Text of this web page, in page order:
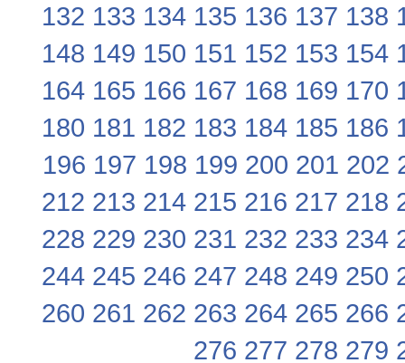
132 133 134 135 136 137 138
148 149 150 151 152 153 154
164 165 166 167 168 169 170
180 181 182 183 184 185 186
196 197 198 199 200 201 202
212 213 214 215 216 217 218
228 229 230 231 232 233 234
244 245 246 247 248 249 250
260 261 262 263 264 265 266
276 277 278 279